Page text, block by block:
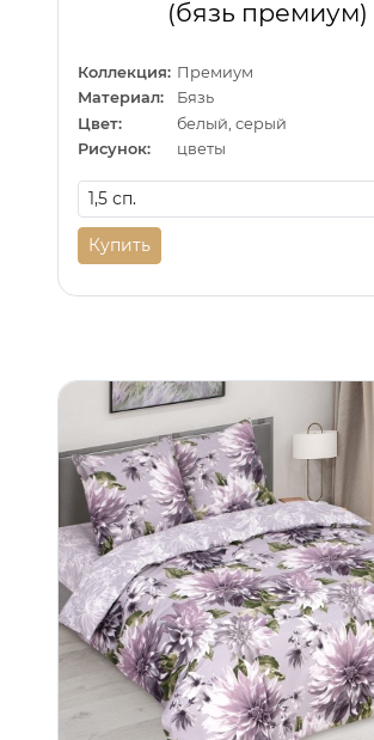
(бязь премиум)
Коллекция: Премиум
Материал:
Бязь
Цвет:
белый, серый
Рисунок:
цветы
Купить